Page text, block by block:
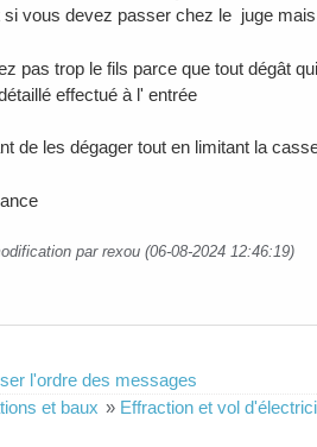
si vous devez passer chez le juge
pas trop le fils parce que tout dégât
effectué à l' entrée
de les dégager tout en limitant la
par rexou (06-08-2024 12:46:19)
l'ordre des messages
et baux » Effraction et vol